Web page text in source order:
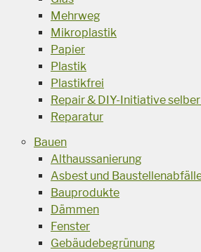
Mehrweg
Mikroplastik
Papier
Plastik
Plastikfrei
Repair & DIY-Initiative
Reparatur
Bauen
Althaussanierung
Asbest und
Bauprodukte
Dämmen
Fenster
Gebäudebegrünung